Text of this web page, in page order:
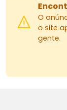
O
o site
gente.